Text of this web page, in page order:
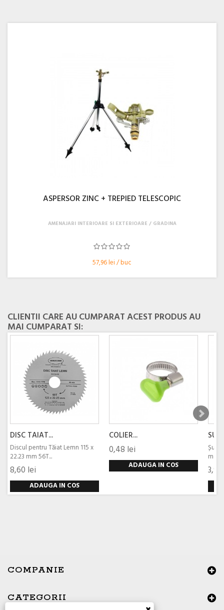
ASPERSOR ZINC + TREPIED TELESCOPIC
57,96 lei / buc
AMENAJARI INTERIOARE SI EXTERIOARE GRADINA
CLIENTII CARE AU CUMPARAT ACEST PRODUS AU
MAI CUMPARAT SI:
DISC TAIAT...
Discul pentru Tăiat Lemn 115 x
22.23 mm 56T...
8,60 lei
ADAUGA IN COS
COLIER...
0,48 lei
ADAUGA IN COS
COMPANIE
CATEGORII